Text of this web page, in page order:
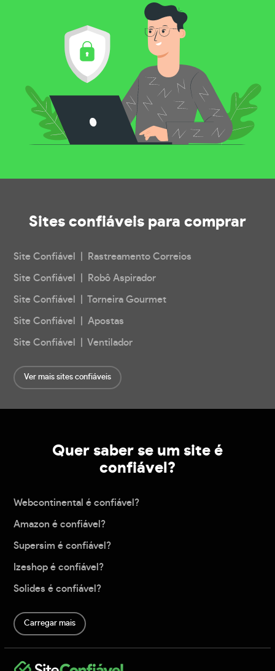
Sites confiáveis para comprar
Site Confiável | Rastreamento Correios
Site Confiável | Robô Aspirador
Site Confiável | Torneira Gourmet
Site Confiável | Apostas
Site Confiável | Ventilador
Ver mais sites confiáveis
Quer saber se um site é
confiável?
Webcontinental é confiável?
Amazon é confiável?
Supersim é confiável?
Izeshop é confiável?
Solides é confiável?
Carregar mais